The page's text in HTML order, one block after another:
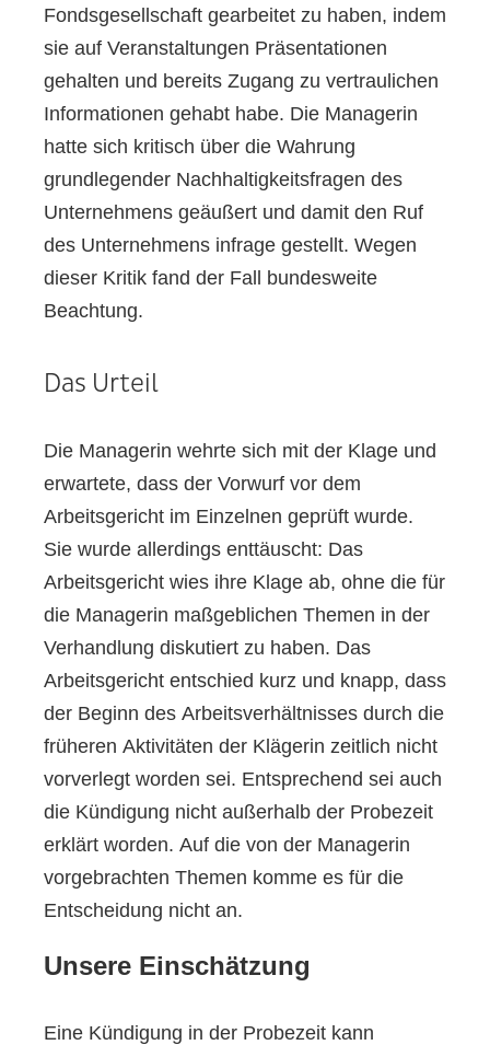
Fondsgesellschaft gearbeitet zu haben, indem
sie auf Veranstaltungen Präsentationen
gehalten und bereits Zugang zu vertraulichen
Informationen gehabt habe. Die Managerin
hatte sich kritisch über die Wahrung
grundlegender Nachhaltigkeitsfragen des
Unternehmens geäußert und damit den Ruf
des Unternehmens infrage gestellt. Wegen
dieser Kritik fand der Fall bundesweite
Beachtung.
Das Urteil
Die Managerin wehrte sich mit der Klage und
erwartete, dass der Vorwurf vor dem
Arbeitsgericht im Einzelnen geprüft wurde.
Sie wurde allerdings enttäuscht: Das
Arbeitsgericht wies ihre Klage ab, ohne die für
die Managerin maßgeblichen Themen in der
Verhandlung diskutiert zu haben. Das
Arbeitsgericht entschied kurz und knapp, dass
der Beginn des Arbeitsverhältnisses durch die
früheren Aktivitäten der Klägerin zeitlich nicht
vorverlegt worden sei. Entsprechend sei auch
die Kündigung nicht außerhalb der Probezeit
erklärt worden. Auf die von der Managerin
vorgebrachten Themen komme es für die
Entscheidung nicht an.
Unsere Einschätzung
Eine Kündigung in der Probezeit kann